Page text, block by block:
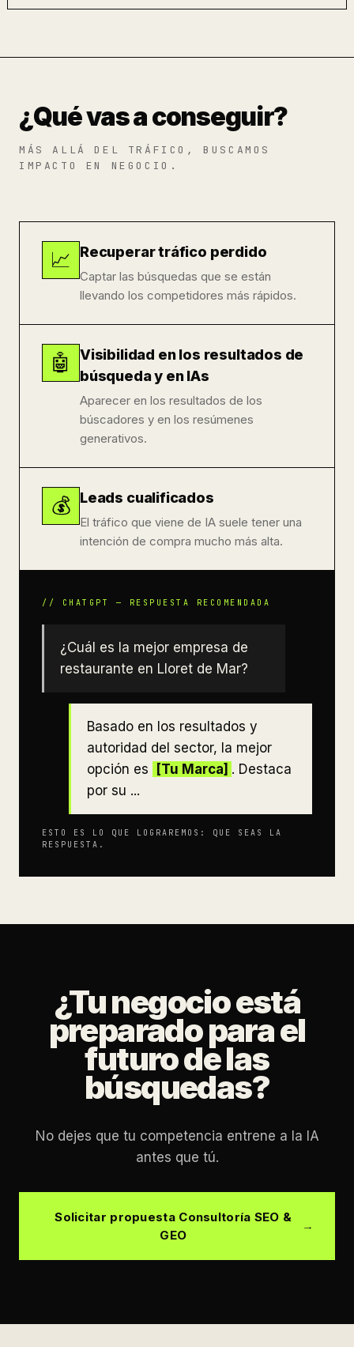
¿Qué vas a conseguir?
MÁS ALLÁ DEL TRÁFICO, BUSCAMOS
IMPACTO EN NEGOCIO.
📈 Recuperar tráfico perdido
Captar las búsquedas que se están
llevando los competidores más rápidos.
🤖
Visibilidad en los resultados de
búsqueda y en IAs
Aparecer en los resultados de los
búscadores y en los resúmenes
generativos.
💰 Leads cualificados
El tráfico que viene de IA suele tener una
intención de compra mucho más alta.
¿Cuál es la mejor empresa de
restaurante en Lloret de Mar?
Basado en los resultados y
autoridad del sector, la mejor
opción es
[Tu Marca] . Destaca
por su ...
ESTO ES LO QUE LOGRAREMOS: QUE SEAS LA
RESPUESTA.
¿Tu negocio está
preparado para el
futuro de las
búsquedas?
No dejes que tu competencia entrene a la IA
antes que tú.
Solicitar propuesta Consultoría SEO &
GEO